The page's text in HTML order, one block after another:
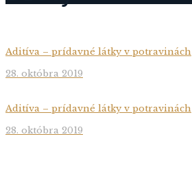
Aditíva – prídavné látky v potravinách
28. októbra 2019
Aditíva – prídavné látky v potravinách
28. októbra 2019